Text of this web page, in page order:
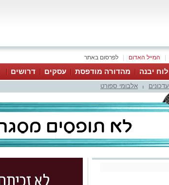
לפרסום באתר המייל האדום
לוח יבנה מהדורה מודפסת עסקים דרושים
עדכונים אלבומי ספורט